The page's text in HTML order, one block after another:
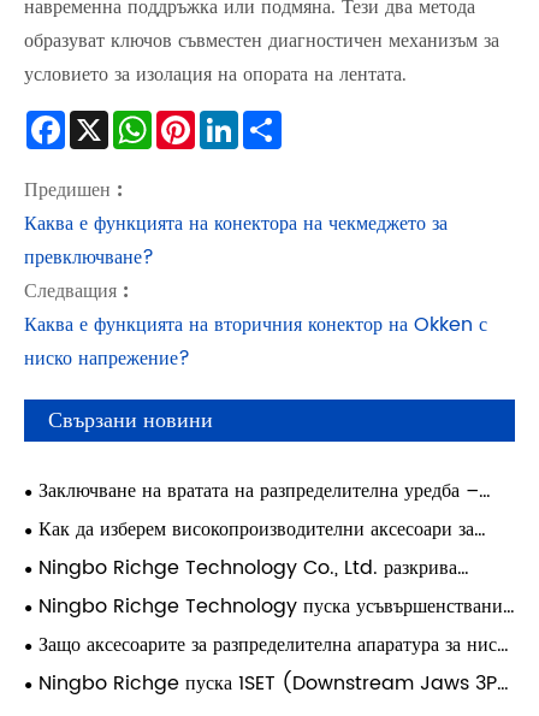
навременна поддръжка или подмяна. Тези два метода
образуват ключов съвместен диагностичен механизъм за
условието за изолация на опората на лентата.
Facebook
X WhatsApp
Pinterest
LinkedIn
Предишен :
Каква е функцията на конектора на чекмеджето за
превключване?
Следващия :
Каква е функцията на вторичния конектор на Okken с
ниско напрежение?
Свързани новини
Заключване на вратата на разпределителна уредба –
първокласни функции и промишлени приложения в
различни сценарии
Как да изберем високопроизводителни аксесоари за
разпределителна уредба R-8PT за проекти на шкафове
SIVACON 8PT?
Ningbo Richge Technology Co., Ltd. разкрива
усъвършенствано чекмедже за разпределителен модул и
поддръжка на 3-фазна връзка 630A – цялостно
овластяване за модерни системи за електроразпределение
Ningbo Richge Technology пуска усъвършенствани
чекмеджета с разпределителна уредба
Защо аксесоарите за разпределителна апаратура за ниско
напрежение определят надеждността на системата повече
от основните компоненти
Ningbo Richge пуска 1SET (Downstream Jaws 3P